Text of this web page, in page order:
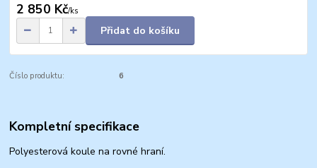
2 850 Kč/ks
Přidat do košíku
Číslo produktu: 6
Kompletní specifikace
Polyesterová koule na rovné hraní.